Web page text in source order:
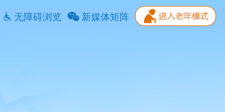
无障碍浏览 新媒体矩阵